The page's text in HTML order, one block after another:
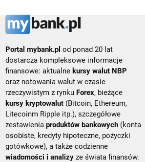
Portal mybank.pl od ponad 20 lat
dostarcza kompleksowe informacje
finansowe: aktualne kursy walut NBP
oraz notowania walut w czasie
rzeczywistym z rynku Forex, bieżące
kursy kryptowalut (Bitcoin, Ethereum,
Litecoinm Ripple itp.), szczegółowe
zestawieniaproduktów bankowych (konta
osobiste, kredyty hipoteczne, pożyczki
gotówkowe), a także codzienne
wiadomości i analizy ze świata finansów.